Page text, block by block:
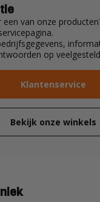
een van onze
op
Klantenservice
Bekijk onze winkels